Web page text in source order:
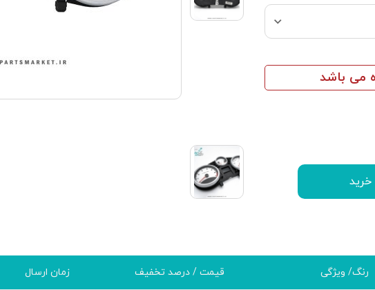
می باشد
خرید
رنگ/ ویژگی قیمت / درصد تخفیف زمان ارسال